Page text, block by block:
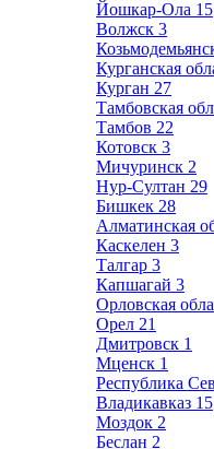
Йошкар-Ола 15
Волжск 3
Курганская
Курган 27
Тамбовская
Тамбов 22
Котовск 3
Мичуринск 2
Нур-Султан 29
Бишкек 28
Алматинская
Каскелен 3
Талгар 3
Капшагай 3
Орловская
Орел 21
Дмитровск 1
Мценск 1
Республика
Владикавказ 15
Моздок 2
Беслан 2